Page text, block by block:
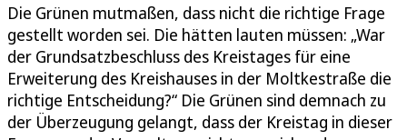
Die Grünen mutmaßen, dass nicht die richtige Frage
gestellt worden sei. Die hätten lauten müssen: „War
der Grundsatzbeschluss des Kreistages für eine
Erweiterung des Kreishauses in der Moltkestraße die
richtige Entscheidung?“ Die Grünen sind demnach zu
der Überzeugung gelangt, dass der Kreistag in dieser